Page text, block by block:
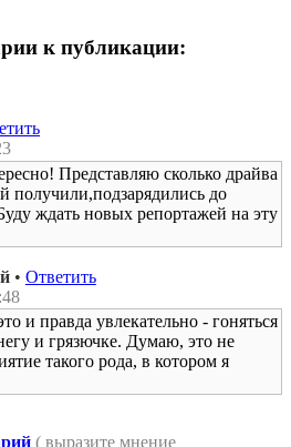
к публикации:
Представляю сколько драйва
получили,подзарядились до
ждать новых репортажей на эту
• Ответить
и правда увлекательно - гоняться
и грязючке. Думаю, это не
такого рода, в котором я
( выразите мнение